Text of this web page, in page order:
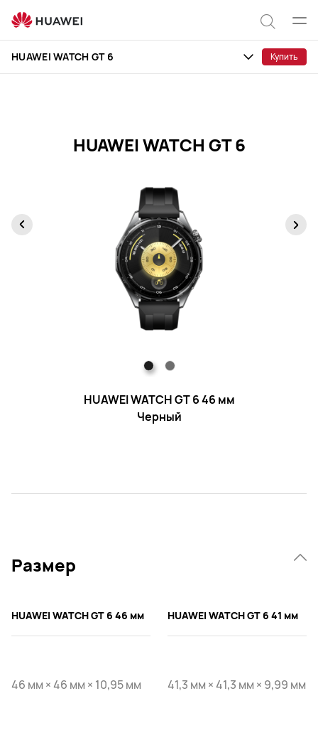
Характеристики
HUAWEI
WATCH
GT
Поиск
по
HUAWEI WATCH GT 6 Купить
HUAWEI WATCH GT 6
HUAWEI WATCH GT 6 46 мм
Черный
Размер
HUAWEI WATCH GT 6 46 мм
46 мм × 46 мм × 10,95 мм
HUAWEI WATCH GT 6 41 мм
41,3 мм × 41,3 мм × 9,99 мм